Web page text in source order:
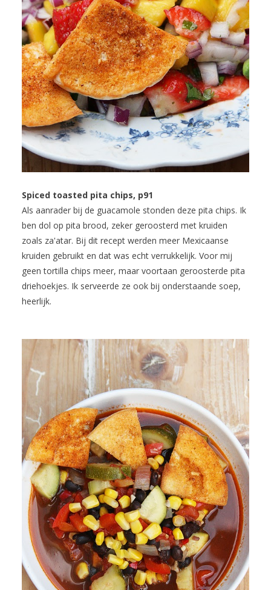
Spiced toasted pita chips, p91
Als aanrader bij de guacamole stonden deze pita chips. Ik
ben dol op pita brood, zeker geroosterd met kruiden
zoals za'atar. Bij dit recept werden meer Mexicaanse
kruiden gebruikt en dat was echt verrukkelijk. Voor mij
geen tortilla chips meer, maar voortaan geroosterde pita
driehoekjes. Ik serveerde ze ook bij onderstaande soep,
heerlijk.